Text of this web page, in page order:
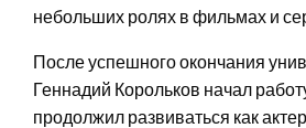
небольших ролях в фильмах и
После успешного окончания
Геннадий Корольков начал
продолжил развиваться как